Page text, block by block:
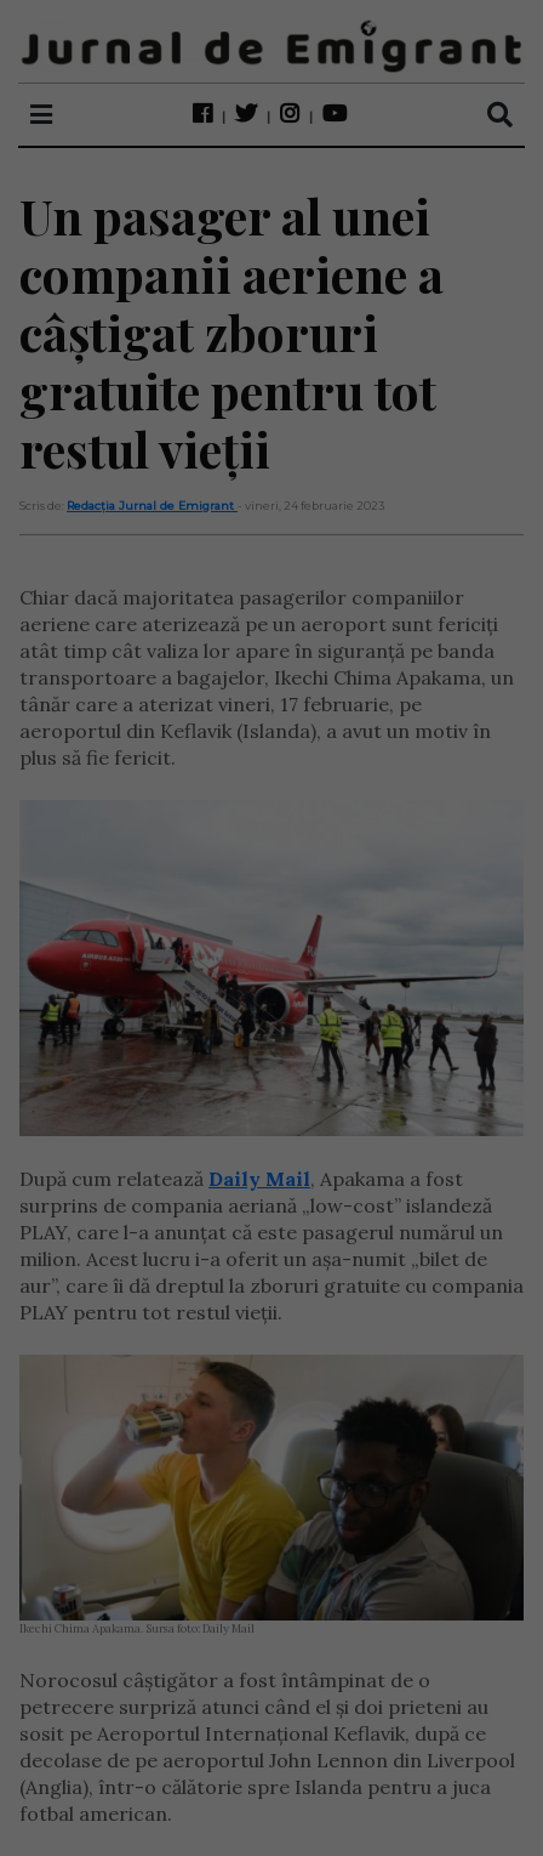
Un pasager al unei
companii aeriene a
câștigat zboruri
gratuite pentru tot
restul vieții
Scris de: Redacția Jurnal de Emigrant - vineri, 24 februarie 2023
Chiar dacă majoritatea pasagerilor companiilor
aeriene care aterizează pe un aeroport sunt fericiți
atât timp cât valiza lor apare în siguranță pe banda
transportoare a bagajelor, Ikechi Chima Apakama, un
tânăr care a aterizat vineri, 17 februarie, pe
aeroportul din Keflavik (Islanda), a avut un motiv în
plus să fie fericit.
După cum relatează Daily Mail, Apakama a fost
surprins de compania aeriană „low-cost” islandeză
PLAY, care l-a anunțat că este pasagerul numărul un
milion. Acest lucru i-a oferit un așa-numit „bilet de
aur”, care îi dă dreptul la zboruri gratuite cu compania
PLAY pentru tot restul vieții.
Ikechi Chima Apakama. Sursa foto: Daily Mail
Norocosul câștigător a fost întâmpinat de o
petrecere surpriză atunci când el și doi prieteni au
sosit pe Aeroportul Internațional Keflavik, după ce
decolase de pe aeroportul John Lennon din Liverpool
(Anglia), într-o călătorie spre Islanda pentru a juca
fotbal american.